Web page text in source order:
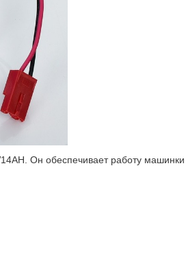
Он обеспечивает работу